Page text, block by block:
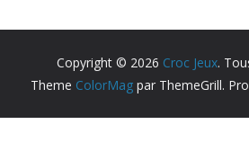
Copyright © 2026 Croc Jeux.
Theme ColorMag par ThemeGrill.